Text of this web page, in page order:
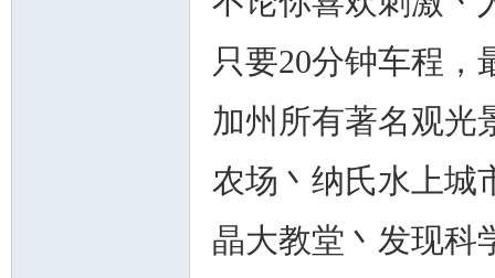
只要20分钟车程，
加州所有著名观光
农场丶纳氏水上城
晶大教堂丶发现科